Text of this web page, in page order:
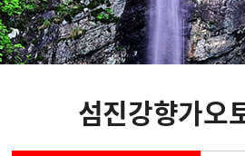
섬진강향가오